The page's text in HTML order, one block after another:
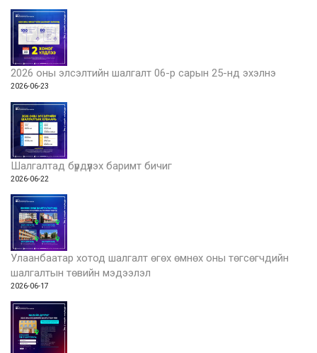
2026 оны элсэлтийн шалгалт 06-р сарын 25-нд эхэлнэ
2026-06-23
Шалгалтад бүрдүүлэх баримт бичиг
2026-06-22
Улаанбаатар хотод шалгалт өгөх өмнөх оны төгсөгчдийн
шалгалтын төвийн мэдээлэл
2026-06-17